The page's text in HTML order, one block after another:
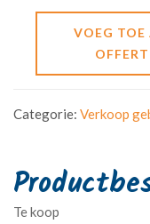
VOEG TOE
Categorie: Verkoop
Te koop